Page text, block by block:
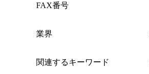
FAX番号
業界
関連するキーワード